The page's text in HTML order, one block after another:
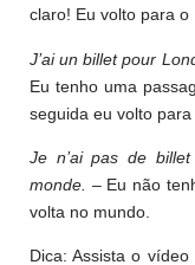
claro! Eu volto para o
J’ai un billet pour
Eu tenho uma
seguida eu volto para
Je n’ai pas de
monde. – Eu não
volta no mundo.
Dica: Assista o